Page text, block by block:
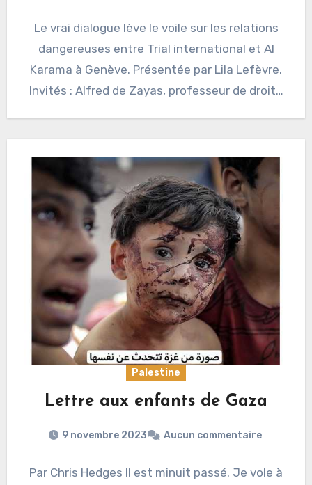
Le vrai dialogue lève le voile sur les relations
dangereuses entre Trial international et Al
Karama à Genève. Présentée par Lila Lefèvre.
Invités : Alfred de Zayas, professeur de droit…
Palestine
Lettre aux enfants de Gaza
9 novembre 2023 Aucun commentaire
Par Chris Hedges Il est minuit passé. Je vole à